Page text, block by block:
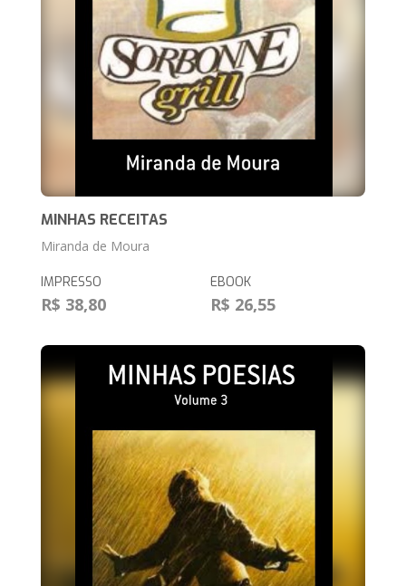
MINHAS RECEITAS
Miranda de Moura
IMPRESSO
R$ 38,80
EBOOK
R$ 26,55